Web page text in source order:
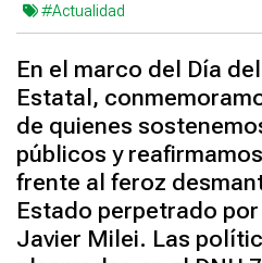
#Actualidad
En el marco del Día
Estatal,
de quienes
públicos y
frente al feroz
Estado perpetrado
Javier Milei. Las